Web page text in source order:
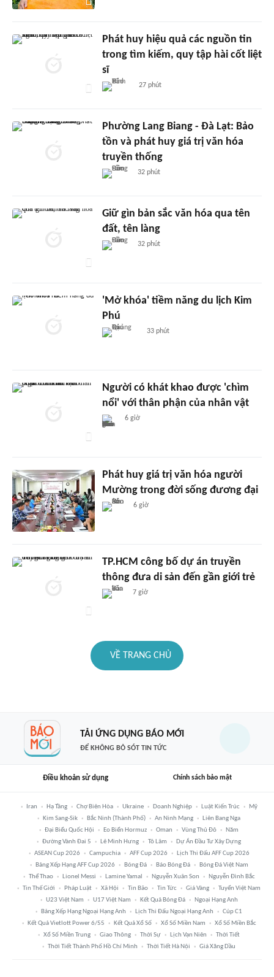
Phát huy hiệu quả các nguồn tin
trong tìm kiếm, quy tập hài cốt liệt
sĩ
27 phút
Phường Lang Biang - Đà Lạt: Bảo
tồn và phát huy giá trị văn hóa
truyền thống
32 phút
Giữ gìn bản sắc văn hóa qua tên
đất, tên làng
32 phút
'Mở khóa' tiềm năng du lịch Kim
Phú
33 phút
Người có khát khao được 'chìm
nổi' với thân phận của nhân vật
6 giờ
Phát huy giá trị văn hóa người
Mường trong đời sống đương đại
6 giờ
TP.HCM công bố dự án truyền
thông đưa di sản đến gần giới trẻ
7 giờ
VỀ TRANG CHỦ
TẢI ỨNG DỤNG BÁO MỚI
ĐỂ KHÔNG BỎ SÓT TIN TỨC
Điều khoản sử dụng Chính sách bảo mật
Iran Hạ Tầng Chợ Biên Hòa Ukraine Doanh Nghiệp Luật Kiến Trúc
Mỹ
Kim Sang-Sik
Bắc Ninh (thành Phố) An Ninh Mạng
Liên Bang Nga
Đại Biểu Quốc Hội
Eo Biển Hormuz Oman Vùng Thủ Đô
Năm
Đường Vành Đai 5
Lê Minh Hưng Tô Lâm
Dự Án Đầu Tư Xây Dựng
ASEAN Cup 2026
Campuchia AFF Cup 2026
Lịch Thi Đấu AFF Cup 2026
Bảng Xếp Hạng AFF Cup 2026
Bóng Đá Báo Bóng Đá
Bóng Đá Việt Nam
Thể Thao
Lionel Messi Lamine Yamal Nguyễn Xuân Son
Nguyễn Đình Bắc
Tin Thế Giới
Pháp Luật Xã Hội Tin Bão Tin Tức Giá Vàng
Tuyển Việt Nam
U23 Việt Nam
U17 Việt Nam Kết Quả Bóng Đá
Ngoại Hạng Anh
Bảng Xếp Hạng Ngoại Hạng Anh
Lịch Thi Đấu Ngoại Hạng Anh
Cúp C1
Kết Quả Vietlott Power 6/55
Kết Quả Xổ Số Xổ Số Miền Nam
Xổ Số Miền Bắc
Xổ Số Miền Trung
Giao Thông Thời Sự Lịch Vạn Niên
Thời Tiết
Thời Tiết Thành Phố Hồ Chí Minh
Thời Tiết Hà Nội Giá Xăng Dầu